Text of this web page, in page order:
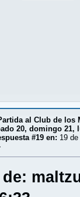
al Club de los
20, domingo 21,
#19 en: 19